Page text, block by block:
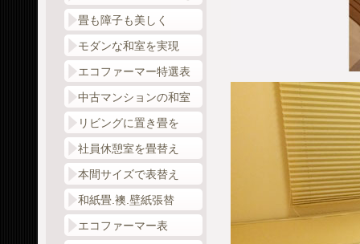
畳も障子も美しく
モダンな和室を実現
エコファーマー特選表
中古マンションの和室
リビングに置き畳を
社員休憩室を畳替え
本間サイズで表替え
和紙畳.襖.壁紙張替
エコファーマー表